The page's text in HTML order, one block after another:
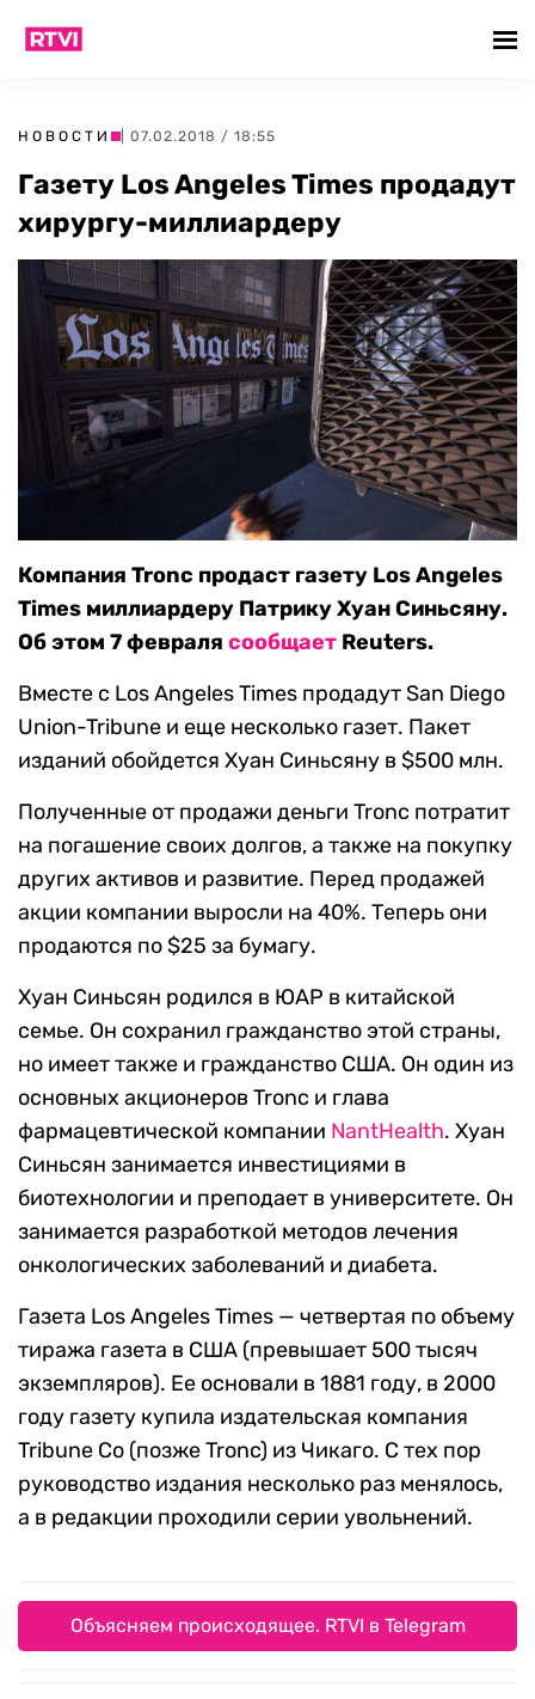
НОВОСТИ | 07.02.2018 / 18:55
Газету Los Angeles Times продадут
хирургу-миллиардеру
Компания Tronc продаст газету Los Angeles
Times миллиардеру Патрику Хуан Синьсяну.
Об этом 7 февраля сообщает Reuters.
Вместе с Los Angeles Times продадут San Diego
Union-Tribune и еще несколько газет. Пакет
изданий обойдется Хуан Синьсяну в $500 млн.
Полученные от продажи деньги Tronc потратит
на погашение своих долгов, а также на покупку
других активов и развитие. Перед продажей
акции компании выросли на 40%. Теперь они
продаются по $25 за бумагу.
Хуан Синьсян родился в ЮАР в китайской
семье. Он сохранил гражданство этой страны,
но имеет также и гражданство США. Он один из
основных акционеров Tronc и глава
фармацевтической компании NantHealth. Хуан
Синьсян занимается инвестициями в
биотехнологии и преподает в университете. Он
занимается разработкой методов лечения
онкологических заболеваний и диабета.
Газета Los Angeles Times — четвертая по объему
тиража газета в США (превышает 500 тысяч
экземпляров). Ее основали в 1881 году, в 2000
году газету купила издательская компания
Tribune Co (позже Tronc) из Чикаго. С тех пор
руководство издания несколько раз менялось,
а в редакции проходили серии увольнений.
Объясняем происходящее. RTVI в Telegram